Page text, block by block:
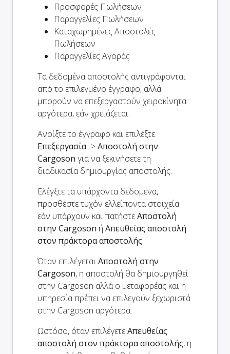
Προσφορές Πωλήσεων
Παραγγελίες Πωλήσεων
Καταχωρημένες Αποστολές
Πωλήσεων
Παραγγελίες Αγοράς
Τα δεδομένα αποστολής αντιγράφονται
από το επιλεγμένο έγγραφο, αλλά
μπορούν να επεξεργαστούν χειροκίνητα
αργότερα, εάν χρειάζεται.
Ανοίξτε το έγγραφο και επιλέξτε
Επεξεργασία->Αποστολή στην
Cargoson για να ξεκινήσετε τη
διαδικασία δημιουργίας αποστολής.
Ελέγξτε τα υπάρχοντα δεδομένα,
προσθέστε τυχόν ελλείποντα στοιχεία
εάν υπάρχουν και πατήστεΑποστολή
στην Cargoson ή Απευθείας αποστολή
στον πράκτορα αποστολής.
Όταν επιλέγεταιΑποστολή στην
Cargoson, η αποστολή θα δημιουργηθεί
στην Cargoson αλλά ο μεταφορέας και η
υπηρεσία πρέπει να επιλεγούν ξεχωριστά
στην Cargoson αργότερα.
Ωστόσο, όταν επιλέγετεΑπευθείας
αποστολή στον πράκτορα αποστολής, η